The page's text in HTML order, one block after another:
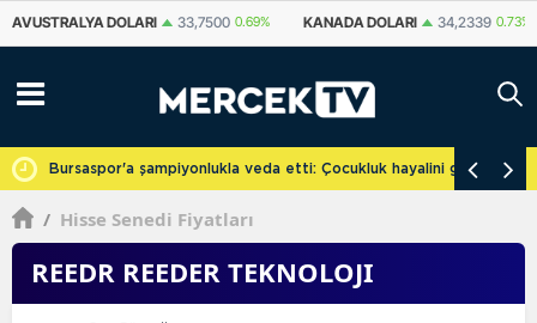
KANADA DOLARI 34,2339 0.73% İSVIÇRE FRANKI 59,1179 0.82%
Bursaspor'a şampiyonlukla veda etti: Çocukluk hayalini
/ Hisse Senedi Fiyatları
REEDR REEDER TEKNOLOJI